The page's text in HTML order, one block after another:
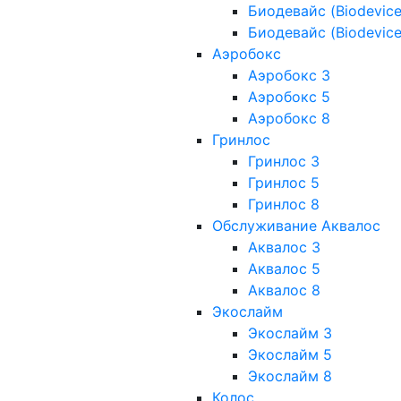
Биодевайс
Биодевайс
Аэробокс
Аэробокс 3
Аэробокс 5
Аэробокс 8
Гринлос
Гринлос 3
Гринлос 5
Гринлос 8
Обслуживание Аквалос
Аквалос 3
Аквалос 5
Аквалос 8
Экослайм
Экослайм 3
Экослайм 5
Экослайм 8